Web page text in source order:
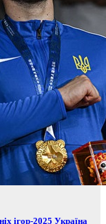
ігор-2025 Україна